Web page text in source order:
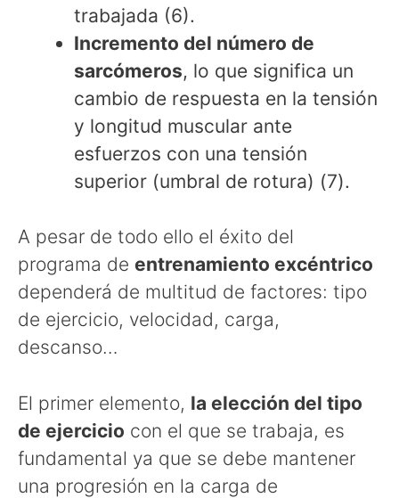
trabajada (6).
Incremento del número de
sarcómeros, lo que significa un
cambio de respuesta en la tensión
y longitud muscular ante
esfuerzos con una tensión
superior (umbral de rotura) (7).
A pesar de todo ello el éxito del
programa de entrenamiento excéntrico
dependerá de multitud de factores: tipo
de ejercicio, velocidad, carga,
descanso…
El primer elemento, la elección del tipo
de ejercicio con el que se trabaja, es
fundamental ya que se debe mantener
una progresión en la carga de